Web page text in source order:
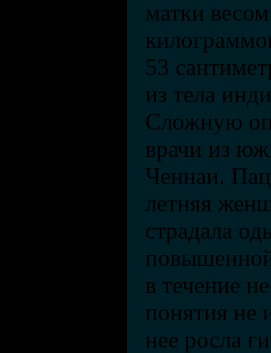
матки
53
из тела
Сложную
врачи из
Ченнаи.
летняя
страдала
в течение
понятия не
нее росла